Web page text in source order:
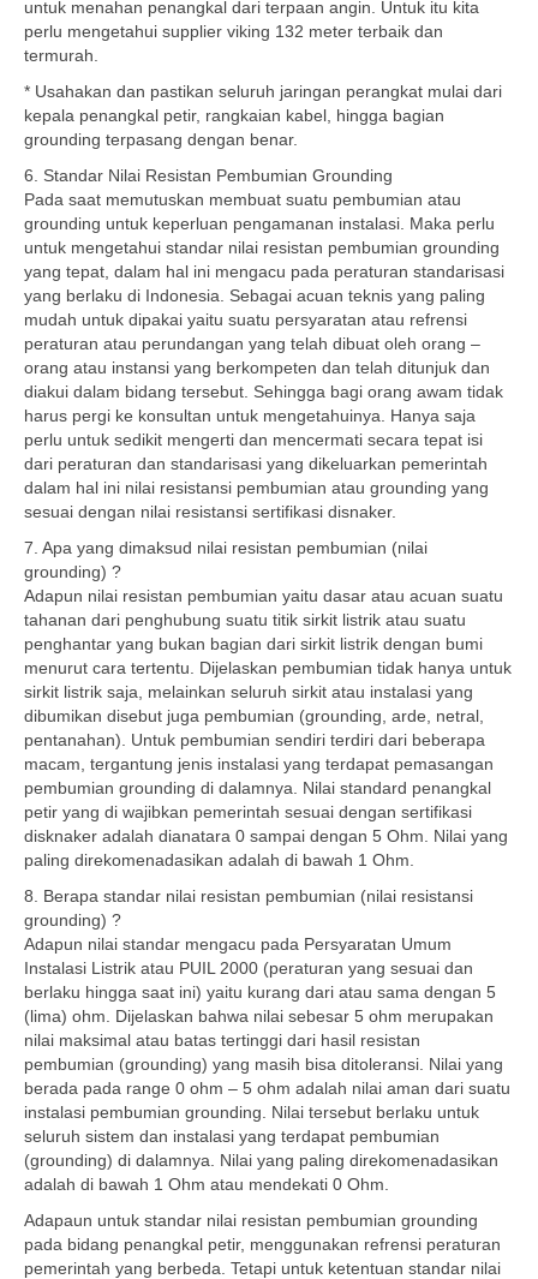
untuk menahan penangkal dari terpaan angin. Untuk itu kita
perlu mengetahui supplier viking 132 meter terbaik dan
termurah.
* Usahakan dan pastikan seluruh jaringan perangkat mulai dari
kepala penangkal petir, rangkaian kabel, hingga bagian
grounding terpasang dengan benar.
6. Standar Nilai Resistan Pembumian Grounding
Pada saat memutuskan membuat suatu pembumian atau
grounding untuk keperluan pengamanan instalasi. Maka perlu
untuk mengetahui standar nilai resistan pembumian grounding
yang tepat, dalam hal ini mengacu pada peraturan standarisasi
yang berlaku di Indonesia. Sebagai acuan teknis yang paling
mudah untuk dipakai yaitu suatu persyaratan atau refrensi
peraturan atau perundangan yang telah dibuat oleh orang –
orang atau instansi yang berkompeten dan telah ditunjuk dan
diakui dalam bidang tersebut. Sehingga bagi orang awam tidak
harus pergi ke konsultan untuk mengetahuinya. Hanya saja
perlu untuk sedikit mengerti dan mencermati secara tepat isi
dari peraturan dan standarisasi yang dikeluarkan pemerintah
dalam hal ini nilai resistansi pembumian atau grounding yang
sesuai dengan nilai resistansi sertifikasi disnaker.
7. Apa yang dimaksud nilai resistan pembumian (nilai
grounding) ?
Adapun nilai resistan pembumian yaitu dasar atau acuan suatu
tahanan dari penghubung suatu titik sirkit listrik atau suatu
penghantar yang bukan bagian dari sirkit listrik dengan bumi
menurut cara tertentu. Dijelaskan pembumian tidak hanya untuk
sirkit listrik saja, melainkan seluruh sirkit atau instalasi yang
dibumikan disebut juga pembumian (grounding, arde, netral,
pentanahan). Untuk pembumian sendiri terdiri dari beberapa
macam, tergantung jenis instalasi yang terdapat pemasangan
pembumian grounding di dalamnya. Nilai standard penangkal
petir yang di wajibkan pemerintah sesuai dengan sertifikasi
disknaker adalah dianatara 0 sampai dengan 5 Ohm. Nilai yang
paling direkomenadasikan adalah di bawah 1 Ohm.
8. Berapa standar nilai resistan pembumian (nilai resistansi
grounding) ?
Adapun nilai standar mengacu pada Persyaratan Umum
Instalasi Listrik atau PUIL 2000 (peraturan yang sesuai dan
berlaku hingga saat ini) yaitu kurang dari atau sama dengan 5
(lima) ohm. Dijelaskan bahwa nilai sebesar 5 ohm merupakan
nilai maksimal atau batas tertinggi dari hasil resistan
pembumian (grounding) yang masih bisa ditoleransi. Nilai yang
berada pada range 0 ohm – 5 ohm adalah nilai aman dari suatu
instalasi pembumian grounding. Nilai tersebut berlaku untuk
seluruh sistem dan instalasi yang terdapat pembumian
(grounding) di dalamnya. Nilai yang paling direkomenadasikan
adalah di bawah 1 Ohm atau mendekati 0 Ohm.
Adapaun untuk standar nilai resistan pembumian grounding
pada bidang penangkal petir, menggunakan refrensi peraturan
pemerintah yang berbeda. Tetapi untuk ketentuan standar nilai